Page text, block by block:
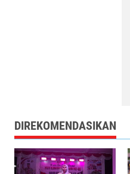
DIREKOMENDASIKAN